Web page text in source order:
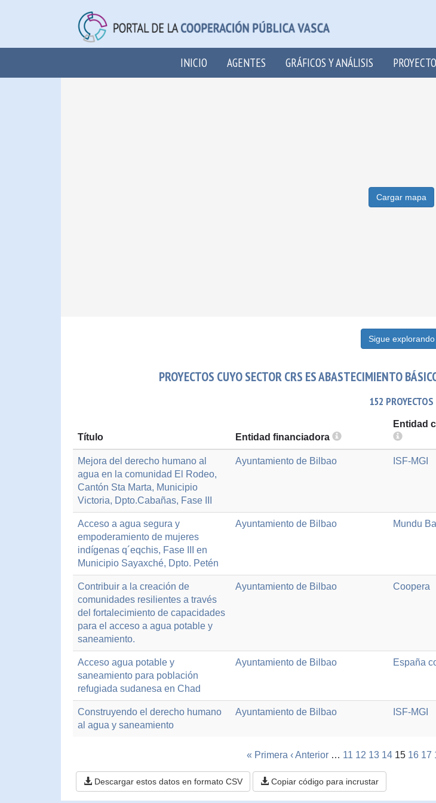
INICIO AGENTES GRÁFICOS Y ANÁLISIS
Cargar mapa
Sigue explorando
PROYECTOS CUYO SECTOR CRS ES ABASTECIMIENTO
152 PROYECTOS
Título Entidad financiadora
Entidad
Mejora del derecho humano al
agua en la comunidad El Rodeo,
Cantón Sta Marta, Municipio
Victoria, Dpto.Cabañas, Fase III
Ayuntamiento de Bilbao ISF-MGI
Acceso a agua segura y
empoderamiento de mujeres
indígenas q´eqchis, Fase III en
Municipio Sayaxché, Dpto. Petén
Ayuntamiento de Bilbao Mundu
Contribuir a la creación de
comunidades resilientes a través
del fortalecimiento de capacidades
para el acceso a agua potable y
saneamiento.
Ayuntamiento de Bilbao Coopera
Acceso agua potable y
saneamiento para población
refugiada sudanesa en Chad
Ayuntamiento de Bilbao España
Construyendo el derecho humano
al agua y saneamiento
Ayuntamiento de Bilbao ISF-MGI
« Primera ‹ Anterior … 11 12 13 14 15 16 17
Descargar estos datos en formato CSV Copiar código para incrustar